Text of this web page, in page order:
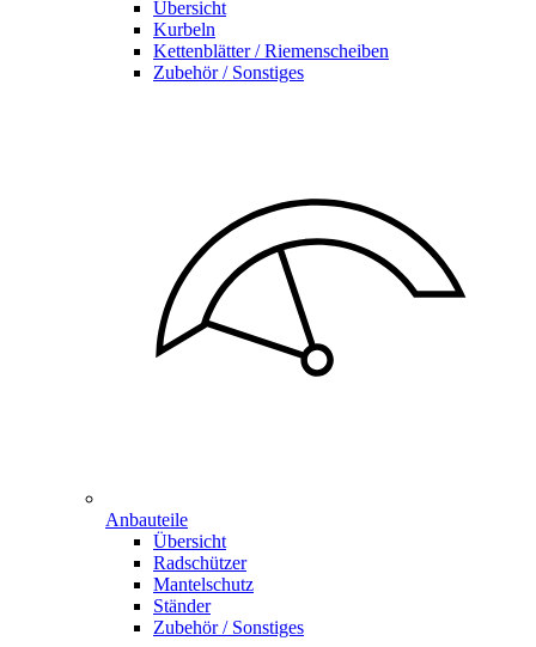
Übersicht
Kurbeln
Kettenblätter / Riemenscheiben
Zubehör / Sonstiges
Anbauteile
Übersicht
Radschützer
Mantelschutz
Ständer
Zubehör / Sonstiges